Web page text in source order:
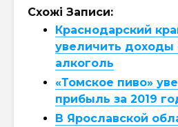
Схожі Записи:
Краснодарский
увеличить доходы
алкоголь
«Томское пиво»
прибыль за 2019
В Ярославской